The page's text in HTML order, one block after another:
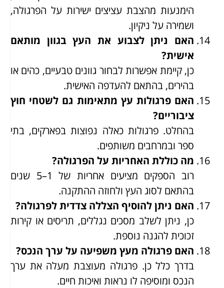
הימנעות מהצבת עציצים ישירות על הפרגולה,
ושמירה על ניקיון.
האם ניתן לצבוע את העץ בגוון מותאם
אישית?
כן, קיימת אפשרות לבחור גוונים טבעיים, כהים או
בהירים, בהתאם להעדפה האישית.
האם פרגולות עץ מתאימות גם לשטחי חוץ
ציבוריים?
בהחלט. פרגולות כאלה נפוצות בפארקים, בתי
ספר ובמרחבים משותפים.
מה כוללת האחריות על הפרגולה?
רוב הספקים מציעים אחריות של 1–5 שנים
בהתאם לסוג העץ ולחוזה ההתקנה.
האם ניתן להוסיף הצללה צדדית לפרגולה?
כן, ניתן לשלב מסכים נגללים, תריסים או קירות
זכוכית להגנה נוספת.
האם פרגולה מעץ משפיעה על ערך הנכס?
בדרך כלל כן. פרגולה מעוצבת מעלה את ערך
הנכס ומוסיפה לו נראות ואיכות חיים.